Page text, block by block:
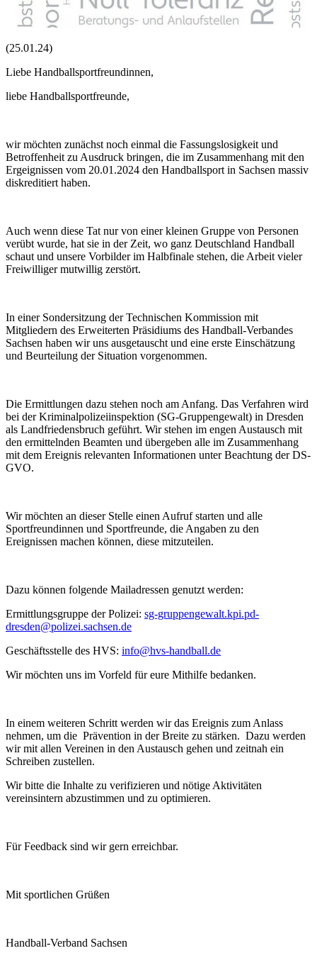
(25.01.24)
Liebe Handballsportfreundinnen,
liebe Handballsportfreunde,
wir möchten zunächst noch einmal die Fassungslosigkeit und
Betroffenheit zu Ausdruck bringen, die im Zusammenhang mit den
Ergeignissen vom 20.01.2024 den Handballsport in Sachsen massiv
diskreditiert haben.
Auch wenn diese Tat nur von einer kleinen Gruppe von Personen
verübt wurde, hat sie in der Zeit, wo ganz Deutschland Handball
schaut und unsere Vorbilder im Halbfinale stehen, die Arbeit vieler
Freiwilliger mutwillig zerstört.
In einer Sondersitzung der Technischen Kommission mit
Mitgliedern des Erweiterten Präsidiums des Handball-Verbandes
Sachsen haben wir uns ausgetauscht und eine erste Einschätzung
und Beurteilung der Situation vorgenommen.
Die Ermittlungen dazu stehen noch am Anfang. Das Verfahren wird
bei der Kriminalpolizeiinspektion (SG-Gruppengewalt) in Dresden
als Landfriedensbruch geführt. Wir stehen im engen Austausch mit
den ermittelnden Beamten und übergeben alle im Zusammenhang
mit dem Ereignis relevanten Informationen unter Beachtung der DS-
GVO.
Wir möchten an dieser Stelle einen Aufruf starten und alle
Sportfreundinnen und Sportfreunde, die Angaben zu den
Ereignissen machen können, diese mitzuteilen.
Dazu können folgende Mailadressen genutzt werden:
Ermittlungsgruppe der Polizei: sg-gruppengewalt.kpi.pd-
dresden@polizei.sachsen.de
Geschäftsstelle des HVS: info@hvs-handball.de
Wir möchten uns im Vorfeld für eure Mithilfe bedanken.
In einem weiteren Schritt werden wir das Ereignis zum Anlass
nehmen, um die Prävention in der Breite zu stärken. Dazu werden
wir mit allen Vereinen in den Austausch gehen und zeitnah ein
Schreiben zustellen.
Wir bitte die Inhalte zu verifizieren und nötige Aktivitäten
vereinsintern abzustimmen und zu optimieren.
Für Feedback sind wir gern erreichbar.
Mit sportlichen Grüßen
Handball-Verband Sachsen